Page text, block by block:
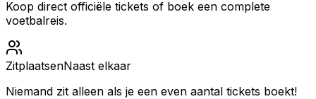
Koop direct officiële tickets of boek een complete
voetbalreis.
ZitplaatsenNaast elkaar
Niemand zit alleen als je een even aantal tickets boekt!